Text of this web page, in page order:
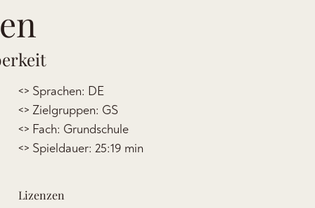
<> Sprachen: DE
<> Zielgruppen: GS
<> Fach: Grundschule
<> Spieldauer: 25:19 min
Lizenzen